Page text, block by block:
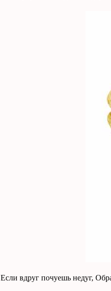
Если вдруг почуешь недуг,